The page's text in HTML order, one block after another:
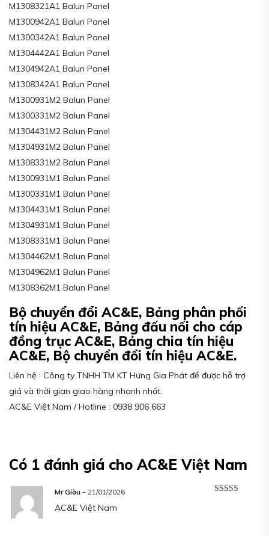
M1308321A1 Balun Panel
M1300942A1 Balun Panel
M1300342A1 Balun Panel
M1304442A1 Balun Panel
M1304942A1 Balun Panel
M1308342A1 Balun Panel
M1300931M2 Balun Panel
M1300331M2 Balun Panel
M1304431M2 Balun Panel
M1304931M2 Balun Panel
M1308331M2 Balun Panel
M1300931M1 Balun Panel
M1300331M1 Balun Panel
M1304431M1 Balun Panel
M1304931M1 Balun Panel
M1308331M1 Balun Panel
M1304462M1 Balun Panel
M1304962M1 Balun Panel
M1308362M1 Balun Panel
Bộ chuyển đổi AC&E, Bảng phân phối
tín hiệu AC&E, Bảng đấu nối cho cáp
đồng trục AC&E, Bảng chia tín hiệu
AC&E, Bộ chuyển đổi tín hiệu AC&E.
Liên hệ : Công ty TNHH TM KT Hưng Gia Phát để được hỗ trợ
giá và thời gian giao hàng nhanh nhất.
AC&E Việt Nam / Hotline : 0938 906 663
Có 1 đánh giá cho AC&E Việt Nam
Mr Giàu – 21/01/2026
AC&E Việt Nam